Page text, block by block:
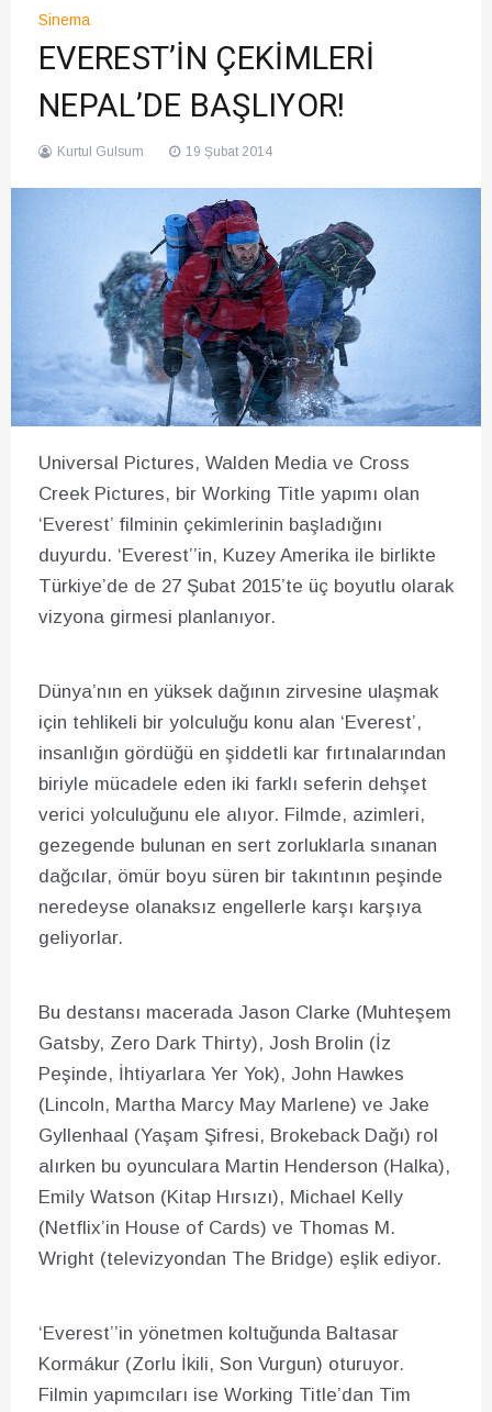
Sinema
EVEREST’İN ÇEKİMLERİ
NEPAL’DE BAŞLIYOR!
Kurtul Gulsum 19 Şubat 2014
Universal Pictures, Walden Media ve Cross
Creek Pictures, bir Working Title yapımı olan
‘Everest’ filminin çekimlerinin başladığını
duyurdu. ‘Everest’’in, Kuzey Amerika ile birlikte
Türkiye’de de 27 Şubat 2015’te üç boyutlu olarak
vizyona girmesi planlanıyor.
Dünya’nın en yüksek dağının zirvesine ulaşmak
için tehlikeli bir yolculuğu konu alan ‘Everest’,
insanlığın gördüğü en şiddetli kar fırtınalarından
biriyle mücadele eden iki farklı seferin dehşet
verici yolculuğunu ele alıyor. Filmde, azimleri,
gezegende bulunan en sert zorluklarla sınanan
dağcılar, ömür boyu süren bir takıntının peşinde
neredeyse olanaksız engellerle karşı karşıya
geliyorlar.
Bu destansı macerada Jason Clarke (Muhteşem
Gatsby, Zero Dark Thirty), Josh Brolin (İz
Peşinde, İhtiyarlara Yer Yok), John Hawkes
(Lincoln, Martha Marcy May Marlene) ve Jake
Gyllenhaal (Yaşam Şifresi, Brokeback Dağı) rol
alırken bu oyunculara Martin Henderson (Halka),
Emily Watson (Kitap Hırsızı), Michael Kelly
(Netflix’in House of Cards) ve Thomas M.
Wright (televizyondan The Bridge) eşlik ediyor.
‘Everest’’in yönetmen koltuğunda Baltasar
Kormákur (Zorlu İkili, Son Vurgun) oturuyor.
Filmin yapımcıları ise Working Title’dan Tim